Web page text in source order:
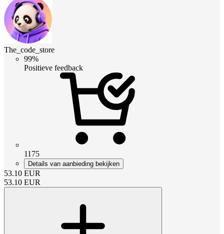
The_code_store
99%
Positieve feedback
1175
Details van aanbieding bekijken
53.10 EUR
53.10 EUR